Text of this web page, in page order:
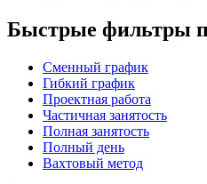
Быстрые фильтры
Сменный график
Гибкий график
Проектная работа
Частичная занятость
Полная занятость
Полный день
Вахтовый метод